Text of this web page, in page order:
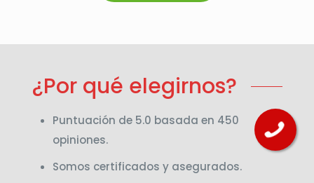
¿Por qué elegirnos?
Puntuación de 5.0 basada en 450
opiniones.
Somos certificados y asegurados.